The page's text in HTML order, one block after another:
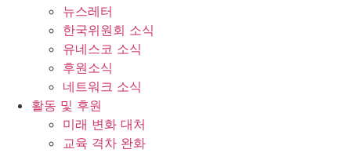
뉴스레터
한국위원회 소식
유네스코 소식
후원소식
네트워크 소식
활동 및 후원
미래 변화 대처
교육 격차 완화